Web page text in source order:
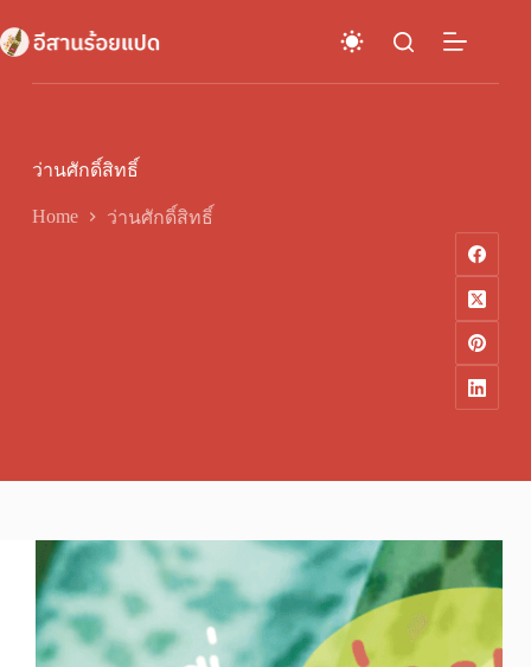
to
content
ว่านศักดิ์สิทธิ์
Home ว่านศักดิ์สิทธิ์